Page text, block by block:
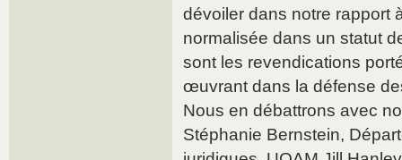
dévoiler dans notre rapport
normalisée dans un statut
sont les revendications
œuvrant dans la défense
Nous en débattrons avec
Stéphanie Bernstein,